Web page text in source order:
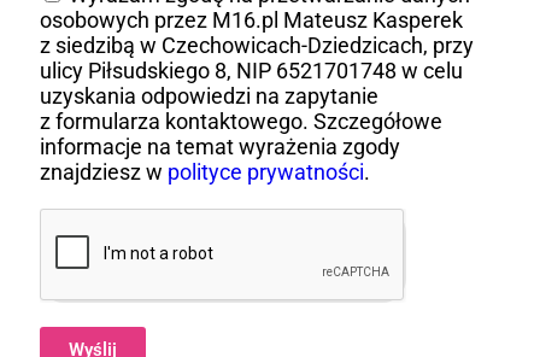
osobowych przez M16.pl Mateusz Kasperek
z siedzibą w Czechowicach-Dziedzicach, przy
ulicy Piłsudskiego 8, NIP 6521701748 w celu
uzyskania odpowiedzi na zapytanie
z formularza kontaktowego. Szczegółowe
informacje na temat wyrażenia zgody
znajdziesz w polityce prywatności.
Wyślij